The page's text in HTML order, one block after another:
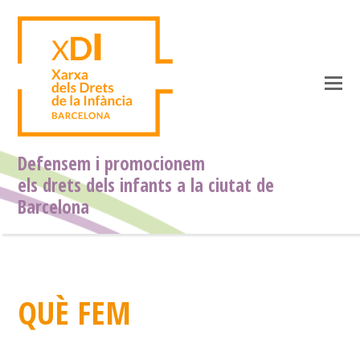
Defensem i promocionem
els drets dels infants a la ciutat de
Barcelona
QUÈ FEM